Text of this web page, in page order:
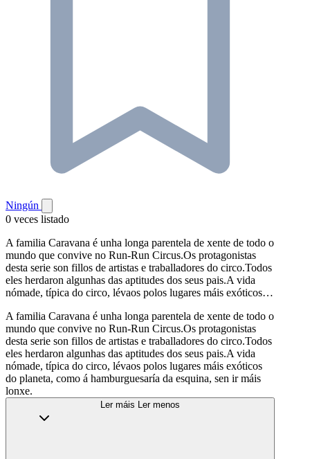
Ningún
0 veces listado
A familia Caravana é unha longa parentela de xente de todo o
mundo que convive no Run-Run Circus.Os protagonistas
desta serie son fillos de artistas e traballadores do circo.Todos
eles herdaron algunhas das aptitudes dos seus pais.A vida
nómade, típica do circo, lévaos polos lugares máis exóticos…
A familia Caravana é unha longa parentela de xente de todo o
mundo que convive no Run-Run Circus.Os protagonistas
desta serie son fillos de artistas e traballadores do circo.Todos
eles herdaron algunhas das aptitudes dos seus pais.A vida
nómade, típica do circo, lévaos polos lugares máis exóticos
do planeta, como á hamburguesaría da esquina, sen ir máis
lonxe.
Ler máis Ler menos